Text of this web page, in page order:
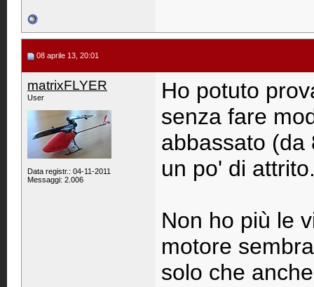
08 aprile 13, 20:01
matrixFLYER
User
Data registr.: 04-11-2011
Messaggi: 2.006
Ho potuto
senza fare
abbassato (da
un po' di
Non ho più le
motore
solo che